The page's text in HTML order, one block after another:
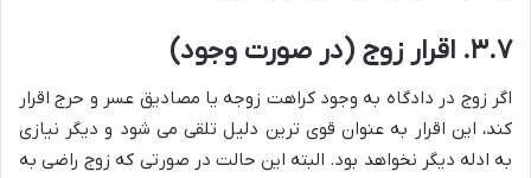
۳.۷. اقرار زوج (در صورت وجود)
اگر زوج در دادگاه به وجود کراهت زوجه یا مصادیق عسر و حرج اقرار
کند، این اقرار به عنوان قوی ترین دلیل تلقی می شود و دیگر نیازی
به ادله دیگر نخواهد بود. البته این حالت در صورتی که زوج راضی به